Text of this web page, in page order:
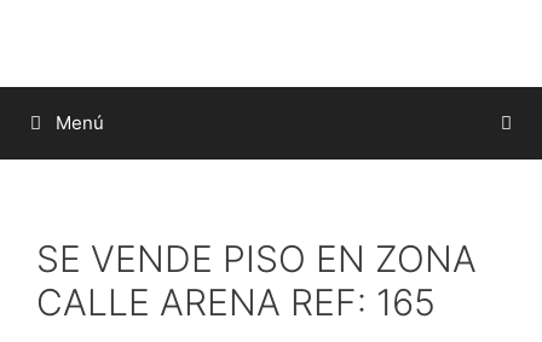
Menú
SE VENDE PISO EN ZONA
CALLE ARENA REF: 165